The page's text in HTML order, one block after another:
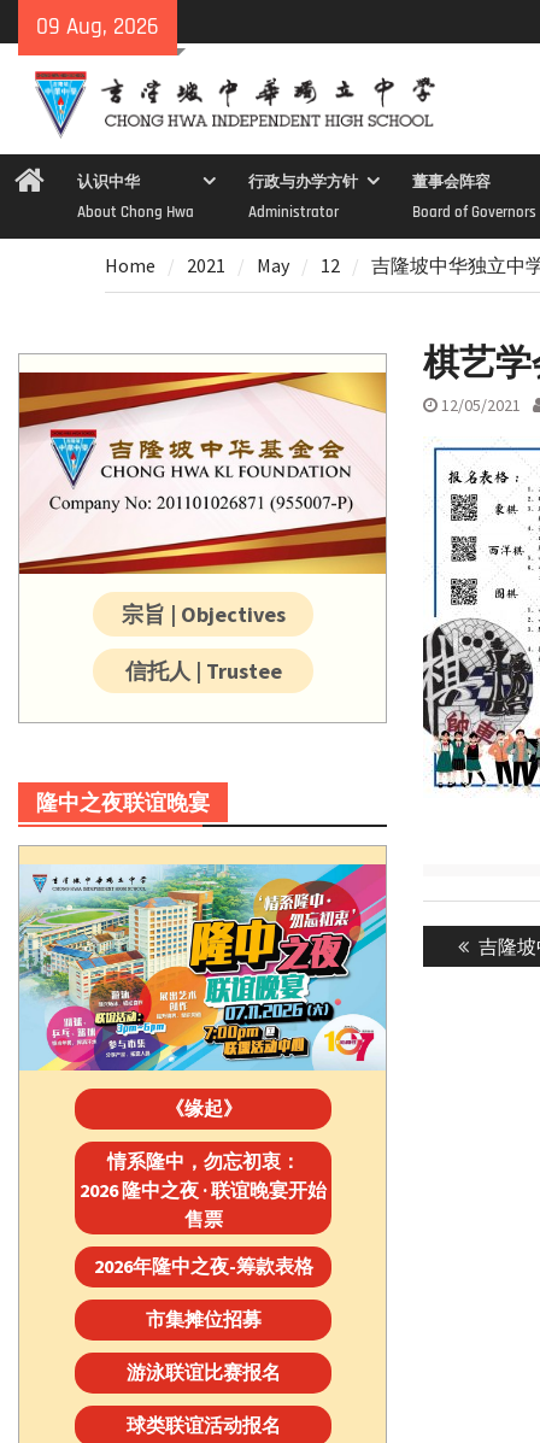
to
content
09 Aug, 2026
Home认识中华
About Chong Hwa
行政与办学方针
Administrator
董事会阵容
Board of Governors
Home 2021 May 12 吉隆坡中华独立中
棋艺
12/05/2021
Post
post:
吉隆
宗旨 | Objectives
信托人 | Trustee
隆中之夜联谊晚宴
《缘起》
情系隆中，勿忘初衷：
2026 隆中之夜 · 联谊晚宴开始
售票
2026年隆中之夜-筹款表格
市集摊位招募
游泳联谊比赛报名
球类联谊活动报名